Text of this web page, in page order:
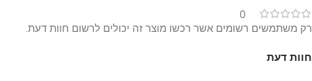
0
חוות דעת
רק משתמשים רשומים אשר רכשו מוצר זה יכולים לרשום חוות דעת.